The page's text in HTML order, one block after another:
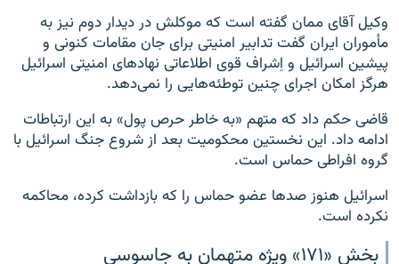
وکیل آقای ممان گفته است که موکلش در دیدار دوم نیز به
مأموران ایران گفت تدابیر امنیتی برای جان مقامات کنونی و
پیشین اسرائیل و اِشراف قوی اطلاعاتی نهادهای امنیتی اسرائیل
هرگز امکان اجرای چنین توطئه‌هایی را نمی‌دهد.
قاضی حکم داد که متهم «به خاطر حرص پول» به این ارتباطات
ادامه داد. این نخستین محکومیت بعد از شروع جنگ اسرائیل با
گروه افراطی حماس است.
اسرائیل هنوز صدها عضو حماس را که بازداشت کرده، محاکمه
نکرده است.
بخش «۱۷۱» ویژه متهمان به جاسوسی